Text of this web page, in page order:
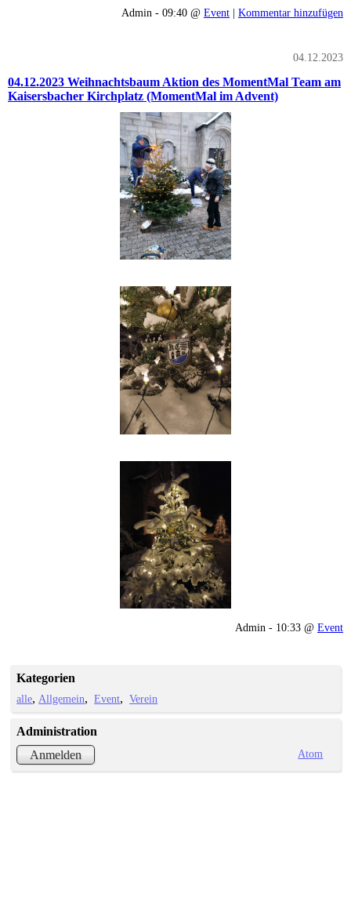
Admin - 09:40 @ Event | Kommentar hinzufügen
04.12.2023
04.12.2023 Weihnachtsbaum Aktion des MomentMal Team am
Kaisersbacher Kirchplatz (MomentMal im Advent)
Admin - 10:33 @ Event
Kategorien
alle Allgemein Event Verein
Administration
Anmelden
Atom